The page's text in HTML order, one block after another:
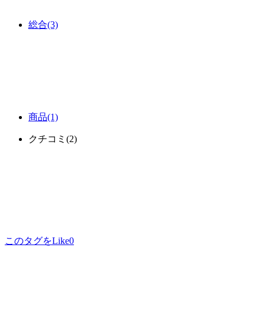
総合(3)
商品(1)
クチコミ (2)
このタグをLike0